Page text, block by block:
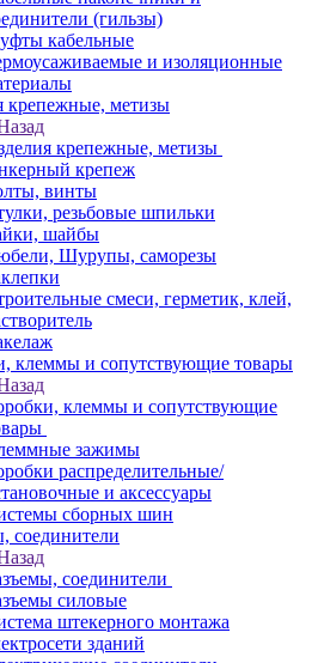
(гильзы)
кабельные
и изоляционные
крепежные, метизы
крепежные, метизы
крепеж
винты
резьбовые шпильки
шайбы
Шурупы, саморезы
смеси, герметик, клей,
клеммы и сопутствующие товары
клеммы и сопутствующие
зажимы
распределительные/
и аксессуары
сборных шин
соединители
соединители
силовые
штекерного монтажа
зданий